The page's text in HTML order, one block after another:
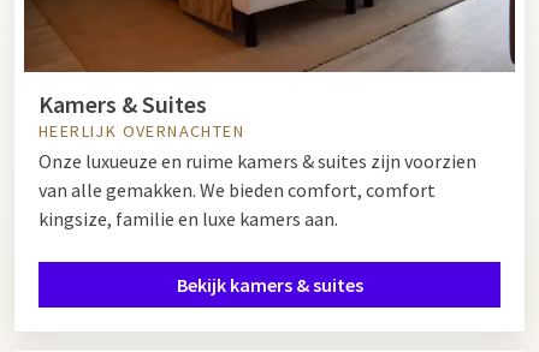
Kamers & Suites
HEERLIJK OVERNACHTEN
Onze luxueuze en ruime kamers & suites zijn voorzien
van alle gemakken. We bieden comfort, comfort
kingsize, familie en luxe kamers aan.
Bekijk kamers & suites